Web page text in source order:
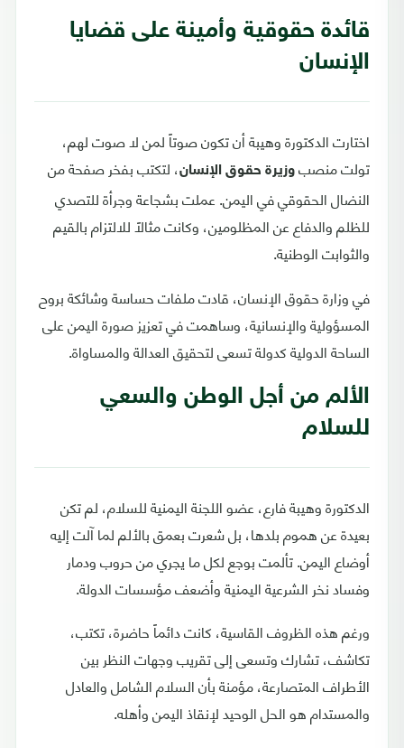
قائدة حقوقية وأمينة على قضايا
الإنسان
اختارت الدكتورة وهيبة أن تكون صوتاً لمن لا صوت لهم،
تولت منصب وزيرة حقوق الإنسان، لتكتب بفخر صفحة من
النضال الحقوقي في اليمن. عملت بشجاعة وجرأة للتصدي
للظلم والدفاع عن المظلومين، وكانت مثالاً للالتزام بالقيم
والثوابت الوطنية.
في وزارة حقوق الإنسان، قادت ملفات حساسة وشائكة بروح
المسؤولية والإنسانية، وساهمت في تعزيز صورة اليمن على
الساحة الدولية كدولة تسعى لتحقيق العدالة والمساواة.
الألم من أجل الوطن والسعي
للسلام
الدكتورة وهيبة فارع، عضو اللجنة اليمنية للسلام، لم تكن
بعيدة عن هموم بلدها، بل شعرت بعمق بالألم لما آلت إليه
أوضاع اليمن. تألمت بوجع لكل ما يجري من حروب ودمار
وفساد نخر الشرعية اليمنية وأضعف مؤسسات الدولة.
ورغم هذه الظروف القاسية، كانت دائماً حاضرة، تكتب،
تكاشف، تشارك وتسعى إلى تقريب وجهات النظر بين
الأطراف المتصارعة، مؤمنة بأن السلام الشامل والعادل
والمستدام هو الحل الوحيد لإنقاذ اليمن وأهله.